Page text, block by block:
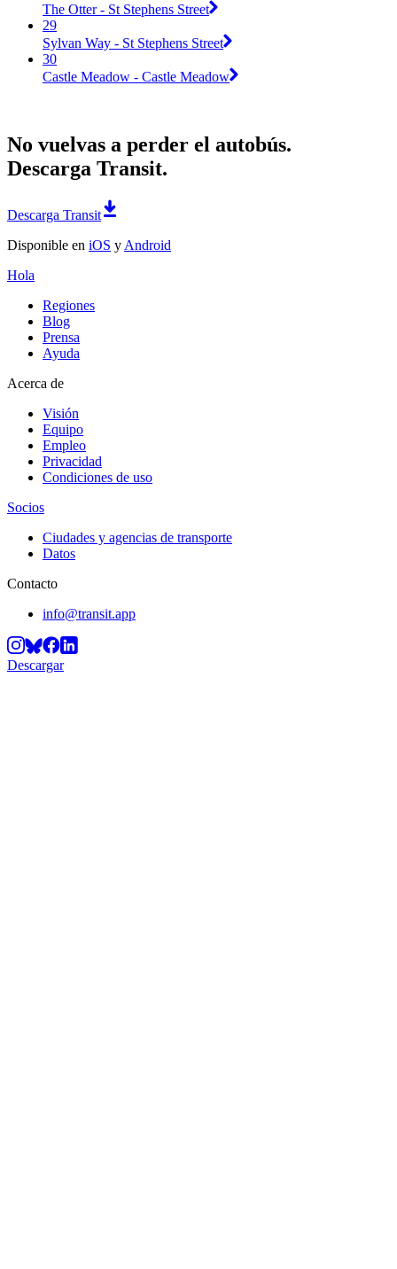
The Otter - St Stephens Street
29
Sylvan Way - St Stephens Street
30
Castle Meadow - Castle Meadow
No vuelvas a perder el autobús.
Descarga Transit.
Descarga Transit
Disponible en iOS y Android
Hola
Regiones
Blog
Prensa
Ayuda
Acerca de
Visión
Equipo
Empleo
Privacidad
Condiciones de uso
Socios
Ciudades y agencias de transporte
Datos
Contacto
info@transit.app
Descargar